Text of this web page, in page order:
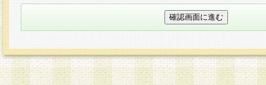
きるものとします。改定後の本規約等は、本規約
に掲示したときに、その 他の諸規定については
てその効力を生じるものとします。
4.本規約は、会員登録希望者による会員登録手続